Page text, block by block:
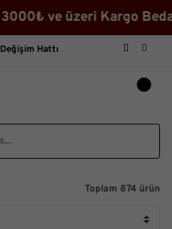
üzeri Kargo
Hattı
Toplam 874 ürün